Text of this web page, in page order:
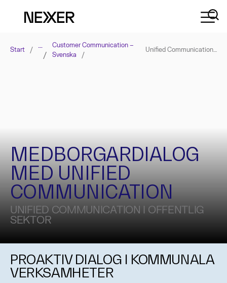
Start /
…
/
Customer Communication –
Svenska
/
Unified Communication – Public
MEDBORGARDIALOG
MED UNIFIED
COMMUNICATION
UNIFIED COMMUNICATION I OFFENTLIG
SEKTOR
PROAKTIV DIALOG I KOMMUNALA
VERKSAMHETER